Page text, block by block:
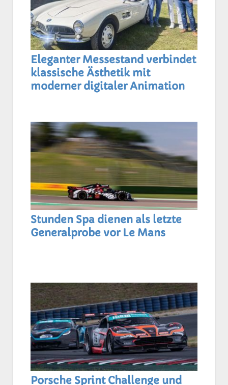
Eleganter Messestand verbindet
klassische Ästhetik mit
moderner digitaler Animation
Stunden Spa dienen als letzte
Generalprobe vor Le Mans
Porsche Sprint Challenge und